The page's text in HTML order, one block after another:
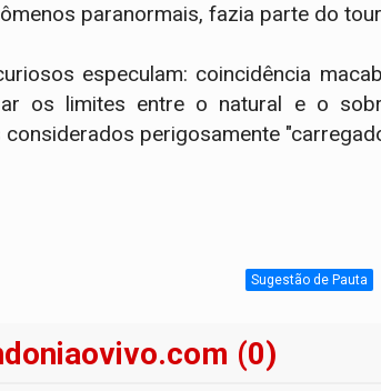
paranormais, fazia parte do
especulam: coincidência
os limites entre o natural e o
perigosamente
Sugestão de Pauta
(0)